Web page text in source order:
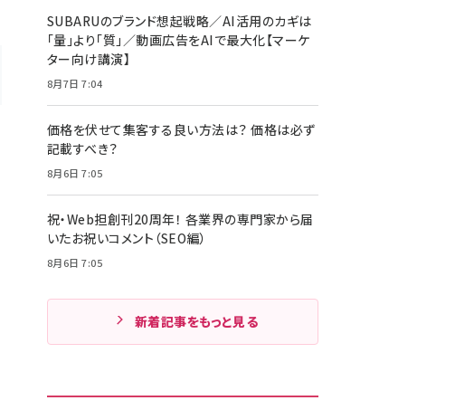
SUBARUのブランド想起戦略／AI活用のカギは
「量」より「質」／動画広告をAIで最大化【マーケ
ター向け講演】
8月7日 7:04
価格を伏せて集客する良い方法は？ 価格は必ず
記載すべき？
8月6日 7:05
祝・Web担創刊20周年！ 各業界の専門家から届
いたお祝いコメント（SEO編）
8月6日 7:05
新着記事をもっと見る